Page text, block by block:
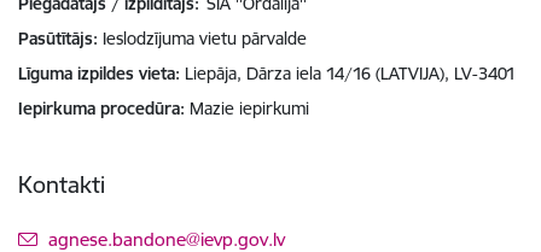
Pasūtītājs Ieslodzījuma vietu pārvalde
Līguma izpildes vieta Liepāja, Dārza iela 14/16 (LATVIJA), LV-3401
Iepirkuma procedūra Mazie iepirkumi
Kontakti
E-pasts:
agnese.bandone@ievp.gov.lv